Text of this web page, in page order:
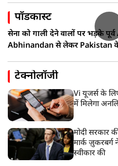
पॉडकास्ट
सेना को गाली देने वालों पर भड़के
Abhinandan से लेकर Pakistan
टेक्नोलॉजी
Vi यूजर्स के
में मिलेगा
मोदी सरकार
मार्क ज़ुकरबर्ग
स्वीकार की